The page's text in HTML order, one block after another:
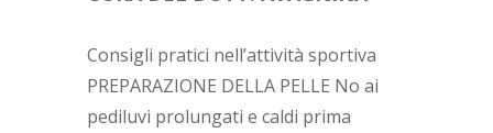
Consigli pratici nell’attività sportiva
PREPARAZIONE DELLA PELLE No ai
pediluvi prolungati e caldi prima